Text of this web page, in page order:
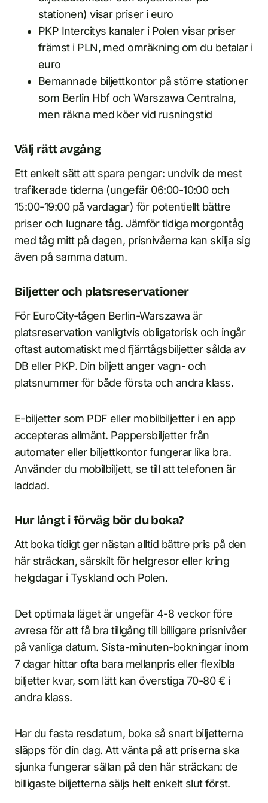
stationen) visar priser i euro
PKP Intercitys kanaler i Polen visar priser
främst i PLN, med omräkning om du betalar i
euro
Bemannade biljettkontor på större stationer
som Berlin Hbf och Warszawa Centralna,
men räkna med köer vid rusningstid
Välj rätt avgång
Ett enkelt sätt att spara pengar: undvik de mest
trafikerade tiderna (ungefär 06:00-10:00 och
15:00-19:00 på vardagar) för potentiellt bättre
priser och lugnare tåg. Jämför tidiga morgontåg
med tåg mitt på dagen, prisnivåerna kan skilja sig
även på samma datum.
Biljetter och platsreservationer
För EuroCity-tågen Berlin-Warszawa är
platsreservation vanligtvis obligatorisk och ingår
oftast automatiskt med fjärrtågsbiljetter sålda av
DB eller PKP. Din biljett anger vagn- och
platsnummer för både första och andra klass.
E-biljetter som PDF eller mobilbiljetter i en app
accepteras allmänt. Pappersbiljetter från
automater eller biljettkontor fungerar lika bra.
Använder du mobilbiljett, se till att telefonen är
laddad.
Hur långt i förväg bör du boka?
Att boka tidigt ger nästan alltid bättre pris på den
här sträckan, särskilt för helgresor eller kring
helgdagar i Tyskland och Polen.
Det optimala läget är ungefär 4-8 veckor före
avresa för att få bra tillgång till billigare prisnivåer
på vanliga datum. Sista-minuten-bokningar inom
7 dagar hittar ofta bara mellanpris eller flexibla
biljetter kvar, som lätt kan överstiga 70-80 € i
andra klass.
Har du fasta resdatum, boka så snart biljetterna
släpps för din dag. Att vänta på att priserna ska
sjunka fungerar sällan på den här sträckan: de
billigaste biljetterna säljs helt enkelt slut först.